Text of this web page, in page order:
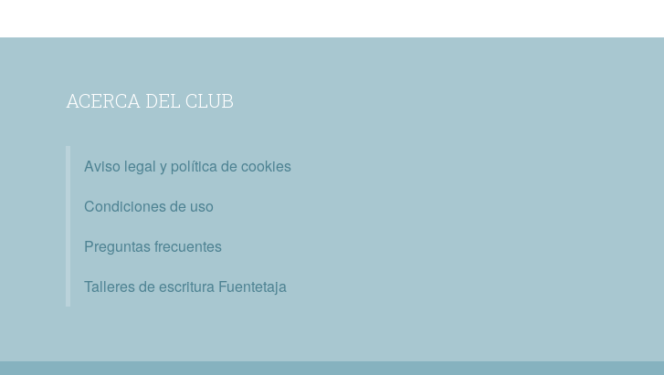
ACERCA DEL CLUB
Aviso legal y política de cookies
Condiciones de uso
Preguntas frecuentes
Talleres de escritura Fuentetaja